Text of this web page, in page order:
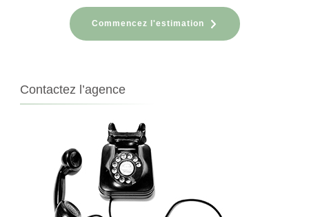
Commencez l'estimation
Contactez l’agence